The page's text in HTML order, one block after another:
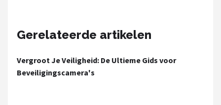
Gerelateerde artikelen
Vergroot Je Veiligheid: De Ultieme Gids voor
Beveiligingscamera's